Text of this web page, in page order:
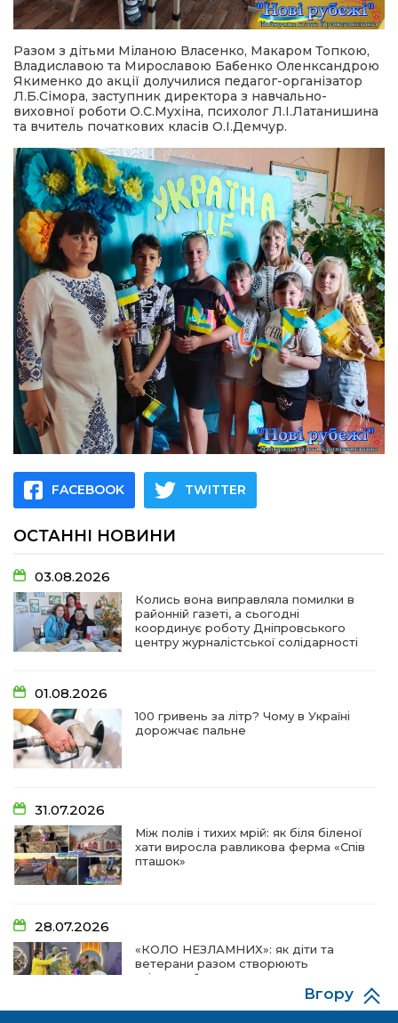
Разом з дітьми Міланою Власенко, Макаром Топкою,
Владиславою та Мирославою Бабенко Оленксандрою
Якименко до акції долучилися педагог-організатор
Л.Б.Сімора, заступник директора з навчально-
виховної роботи О.С.Мухіна, психолог Л.І.Латанишина
та вчитель початкових класів О.І.Демчур.
FACEBOOK TWITTER
ОСТАННІ НОВИНИ
03.08.2026
Колись вона виправляла помилки в
районній газеті, а сьогодні
координує роботу Дніпровського
центру журналістської солідарності
01.08.2026
100 гривень за літр? Чому в Україні
дорожчає пальне
31.07.2026
Між полів і тихих мрій: як біля біленої
хати виросла равликова ферма «Спів
пташок»
28.07.2026
«КОЛО НЕЗЛАМНИХ»: як діти та
ветерани разом створюють
унікальний телепроєкт
Вгору